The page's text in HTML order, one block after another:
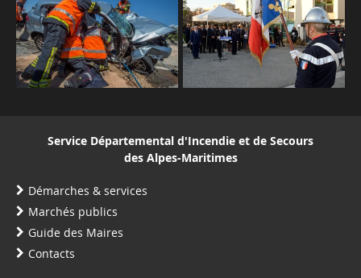
Service Départemental d'Incendie et de Secours
des Alpes-Maritimes
Démarches & services
Marchés publics
Guide des Maires
Contacts